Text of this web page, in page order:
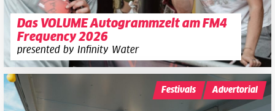
Das VOLUME Autogrammzelt am FM4
Frequency 2026
presented by Infinity Water
Festivals Advertorial